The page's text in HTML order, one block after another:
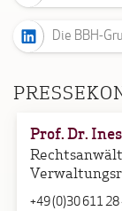
Die BBH-
Prof. Dr.
+49 (0)30 611